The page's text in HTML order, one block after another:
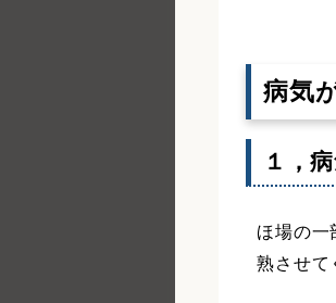
病気
１，
ほ場の一
熟させて